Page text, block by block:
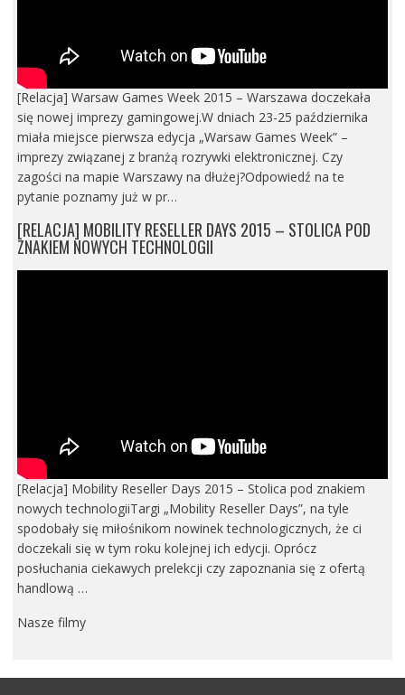
[Relacja] Warsaw Games Week 2015 – Warszawa doczekała
się nowej imprezy gamingowej.W dniach 23-25 października
miała miejsce pierwsza edycja „Warsaw Games Week” –
imprezy związanej z branżą rozrywki elektronicznej. Czy
zagości na mapie Warszawy na dłużej?Odpowiedź na te
pytanie poznamy już w pr…
[RELACJA] MOBILITY RESELLER DAYS 2015 – STOLICA POD
ZNAKIEM NOWYCH TECHNOLOGII
[Relacja] Mobility Reseller Days 2015 – Stolica pod znakiem
nowych technologiiTargi „Mobility Reseller Days”, na tyle
spodobały się miłośnikom nowinek technologicznych, że ci
doczekali się w tym roku kolejnej ich edycji. Oprócz
posłuchania ciekawych prelekcji czy zapoznania się z ofertą
handlową …
Nasze filmy